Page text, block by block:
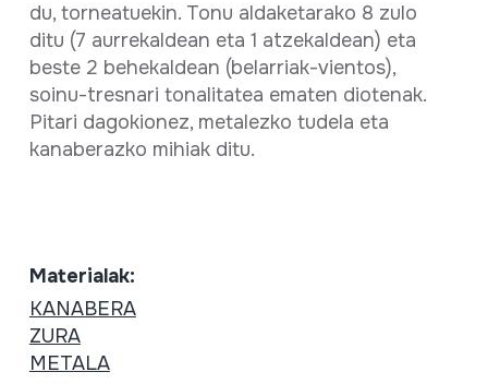
du, torneatuekin. Tonu aldaketarako 8 zulo
ditu (7 aurrekaldean eta 1 atzekaldean) eta
beste 2 behekaldean (belarriak-vientos),
soinu-tresnari tonalitatea ematen diotenak.
Pitari dagokionez, metalezko tudela eta
kanaberazko mihiak ditu.
Materialak:
KANABERA
ZURA
METALA